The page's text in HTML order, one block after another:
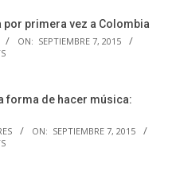
por primera vez a Colombia
ON: SEPTIEMBRE 7, 2015
forma de hacer música:
ON: SEPTIEMBRE 7, 2015